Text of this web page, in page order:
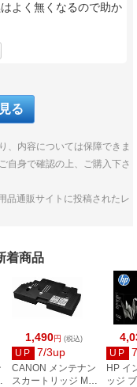
よく無くなるので助か
る
、内容については保障できま
自身で確認の上、ご購入下さ
品通販サイトに投稿されたレ
着商品
1,490円 (税込)
UP 7/3up
CANON メンテナン
スカートリッジ MC-
UP
HP イ
ッジ